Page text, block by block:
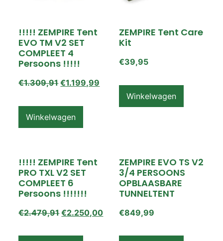
!!!!! ZEMPIRE Tent
EVO TM V2 SET
COMPLEET 4
Persoons !!!!!
€1.309,91 €1.199,99
Winkelwagen
ZEMPIRE Tent Care
Kit
€39,95
Winkelwagen
!!!!! ZEMPIRE Tent
PRO TXL V2 SET
COMPLEET 6
Persoons !!!!!!!
€2.479,91 €2.250,00
ZEMPIRE EVO TS V2
3/4 PERSOONS
OPBLAASBARE
TUNNELTENT
€849,99